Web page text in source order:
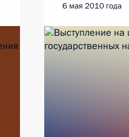
6 мая 2010 года